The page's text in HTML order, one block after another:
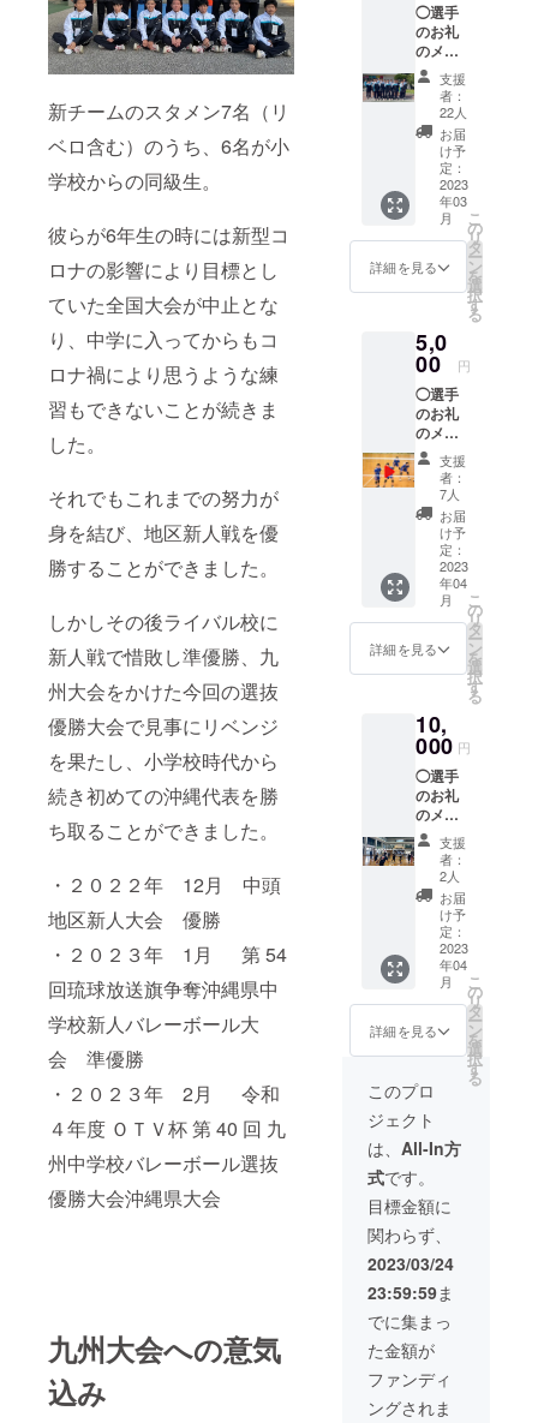
新チームのスタメン7名（リ
ベロ含む）のうち、6名が小
学校からの同級生。
彼らが6年生の時には新型コ
ロナの影響により目標とし
ていた全国大会が中止とな
り、中学に入ってからもコ
ロナ禍により思うような練
習もできないことが続きま
した。
それでもこれまでの努力が
身を結び、地区新人戦を優
勝することができました。
しかしその後ライバル校に
新人戦で惜敗し準優勝、九
州大会をかけた今回の選抜
優勝大会で見事にリベンジ
を果たし、小学校時代から
続き初めての沖縄代表を勝
ち取ることができました。
・２０２２年 12月 中頭
地区新人大会 優勝
・２０２３年 1月 第 54
回琉球放送旗争奪沖縄県中
学校新人バレーボール大
会 準優勝
・２０２３年 2月 令和
４年度 ＯＴＶ杯 第 40 回 九
州中学校バレーボール選抜
優勝大会沖縄県大会
九州大会への意気
込み
◯選手
のお礼
のメッ
セージ
動画
（収録
時間：
１分程
度 配
信時
期：）
・提
供方
法：視
聴用の
URLを
で送信
・本
リター
ンの内
容を無
断で転
載・公
開する
ことは
禁止で
す。
支援
者：
22人
お届
け予
定：
2023
年03
月
詳細を見る
こ
の
リ
タ
ー
ン
を
選
択
す
る
5,0
00 円
◯選手
のお礼
のメッ
セージ
動画
（収録
時間：
１分程
度 配
信時
期：）
◯九州
大会の
結果報
告動画
（収録
５分程
度 配
信時
期：２
３年４
月中
旬）
・提
供方
法：視
聴用の
URLを
メール
で送信
・本
リター
ンの内
載・公
開する
ことは
禁止で
す。
支援
者：
7人
お届
け予
定：
2023
年04
月
詳細を見る
こ
の
リ
タ
ー
ン
を
選
択
す
る
10,
000 円
◯選手
のお礼
のメッ
セージ
動画
（収録
時間：
１分程
度 配
信時
期：）
◯九州
大会の
結果報
告動画
（収録
時間：
５分程
度 配
信時
期：２
３年４
月中
旬）
◯ダイ
ジェス
ト動画
（収録
時間１
０分程
度 配
信時
期：２
３年４
支援
者：
2人
お届
け予
定：
2023
年04
月
詳細を見る
こ
の
リ
タ
ー
ン
を
選
択
す
る
このプロ
ジェクト
は、 All-In方
式です。
目標金額に
関わらず、
2023/03/24
23:59:59ま
でに集まっ
た金額が
ファンディ
ングされま